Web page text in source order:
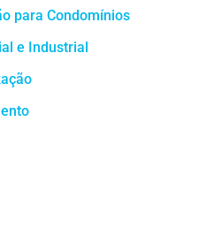
para Condomínios
e Industrial